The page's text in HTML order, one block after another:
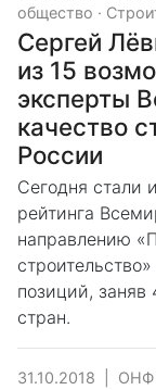
общество ·
Сергей
из 15
эксперты
качество
России
Сегодня стали
рейтинга
направлению
позиций,
стран.
31.10.2018 ОНФ